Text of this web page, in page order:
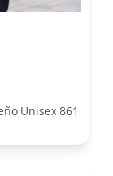
Bolso de Viaje de Cuero Premium – Diseño Unisex 861